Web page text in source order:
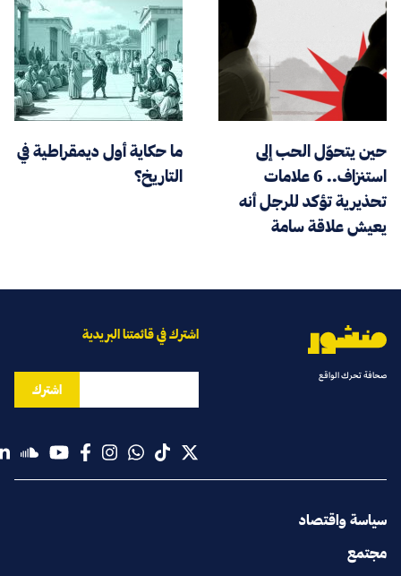
حين يتحوّل الحب إلى
استنزاف.. 6 علامات
تحذيرية تؤكد للرجل أنه
يعيش علاقة سامة
ما حكاية أول ديمقراطية في
التاريخ؟
صحافة تحرك الواقع
سياسة واقتصاد
مجتمع
اشترك في قائمتنا البريدية
اشترك